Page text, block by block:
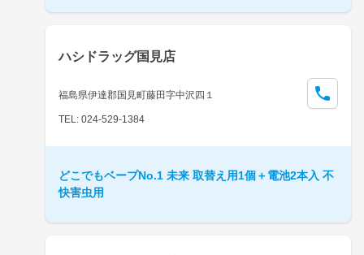
ハシドラッグ国見店
福島県伊達郡国見町藤田字中沢四１
TEL: 024-529-1384
どこでもベープNo.1 未来 取替え用1個＋電池2本入 不
快害虫用